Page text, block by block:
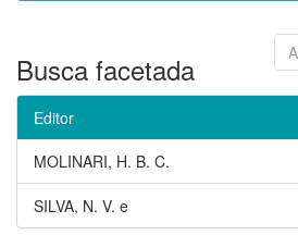
Busca facetada
Editor
MOLINARI, H. B. C.
SILVA, N. V. e